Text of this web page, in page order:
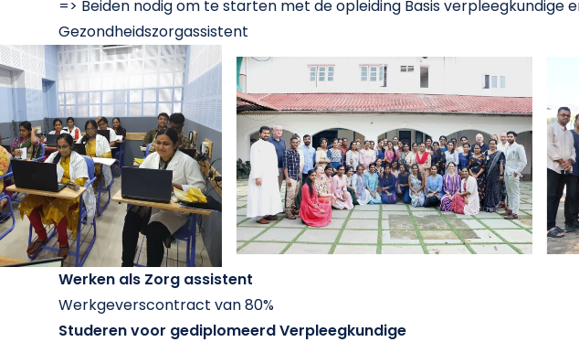
=> Beiden nodig om te starten met de opleiding Basis verpleegkundige
Gezondheidszorgassistent
Werken als Zorg assistent
Werkgeverscontract van 80%
Studeren voor gediplomeerd Verpleegkundige